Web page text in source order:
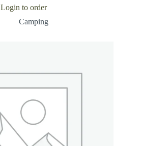
Login to order
Camping